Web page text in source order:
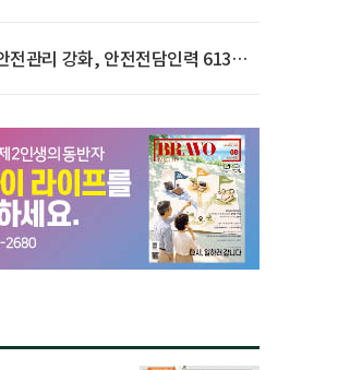
전관리 강화, 안전전담인력 613명